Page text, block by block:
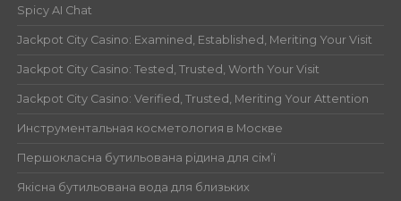
Spicy AI Chat
Jackpot City Casino: Examined, Established, Meriting Your Visit
Jackpot City Casino: Tested, Trusted, Worth Your Visit
Jackpot City Casino: Verified, Trusted, Meriting Your Attention
Инструментальная косметология в Москве
Першокласна бутильована рідина для сім’ї
Якісна бутильована вода для близьких